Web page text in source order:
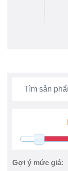
Gợi ý mức giá: